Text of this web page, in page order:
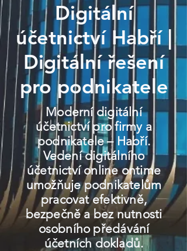
Digitální
účetnictví Habří |
Digitální řešení
pro podnikatele
Moderní digitální
účetnictví pro firmy a
podnikatele – Habří.
Vedení digitálního
účetnictví online ontime
umožňuje podnikatelům
pracovat efektivně,
bezpečně a bez nutnosti
osobního předávání
účetních dokladů.